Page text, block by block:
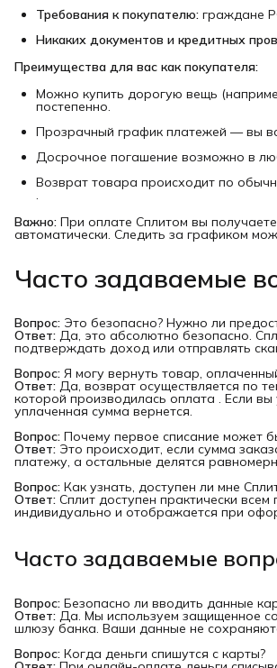
Требования к покупателю: граждане
Никаких документов и кредитных
Преимущества для вас как покупателя:
Можно купить дорогую вещь
постепенно.
Прозрачный график платежей — вы
Досрочное погашение возможно в
Возврат товара происходит по
.
Важно: При оплате Сплитом вы
автоматически. Следить за графиком
Часто задаваемые
Вопрос: Это безопасно? Нужно ли
Ответ: Да, это абсолютно безопасно.
подтверждать доход или отправлять
Вопрос: Я могу вернуть товар,
Ответ: Да, возврат осуществляется по
которой производилась оплата . Если
уплаченная сумма вернется.
Вопрос: Почему первое списание может
Ответ: Это происходит, если сумма
платежу, а остальные делятся
Вопрос: Как узнать, доступен ли мне
Ответ: Сплит доступен практически
индивидуально и отображается при
Часто задаваемые
Вопрос: Безопасно ли вводить данные
Ответ: Да. Мы используем защищенное
шлюзу банка. Ваши данные не
Вопрос: Когда деньги спишутся с карты?